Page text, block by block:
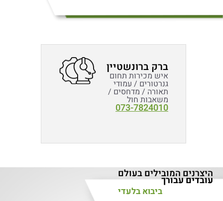
ברק ברונשטיין
איש מכירות תחום
גנרטורים / עמודי
תאורה / מדחסים /
משאבות חול
073-7824010
היצרנים המובילים בעולם
עובדים עבורך
ביבוא בלעדי